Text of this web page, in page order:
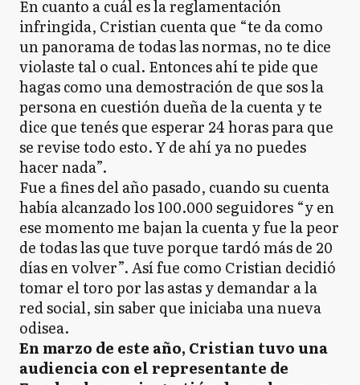
En cuanto a cuál es la reglamentación
infringida, Cristian cuenta que “te da como
un panorama de todas las normas, no te dice
violaste tal o cual. Entonces ahí te pide que
hagas como una demostración de que sos la
persona en cuestión dueña de la cuenta y te
dice que tenés que esperar 24 horas para que
se revise todo esto. Y de ahí ya no puedes
hacer nada”.
Fue a fines del año pasado, cuando su cuenta
había alcanzado los 100.000 seguidores “y en
ese momento me bajan la cuenta y fue la peor
de todas las que tuve porque tardó más de 20
días en volver”. Así fue como Cristian decidió
tomar el toro por las astas y demandar a la
red social, sin saber que iniciaba una nueva
odisea.
En marzo de este año, Cristian tuvo una
audiencia con el representante de